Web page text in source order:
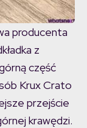
producenta
z
część
Krux Crato
przejście
krawędzi.